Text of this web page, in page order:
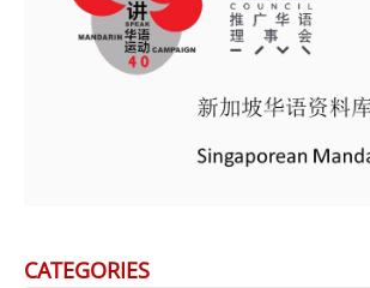
CATEGORIES